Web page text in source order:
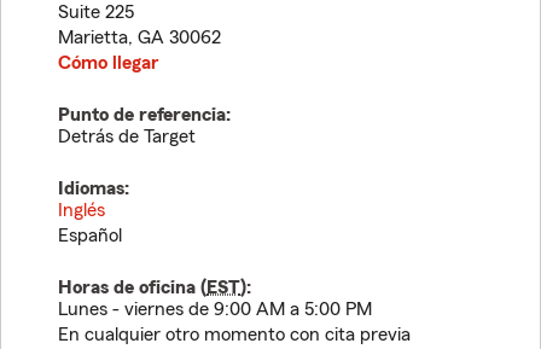
Suite 225
Marietta, GA 30062
Cómo llegar
Punto de referencia:
Detrás de Target
Idiomas:
Inglés
Español
Horas de oficina (EST):
Lunes - viernes de 9:00 AM a 5:00 PM
En cualquier otro momento con cita previa